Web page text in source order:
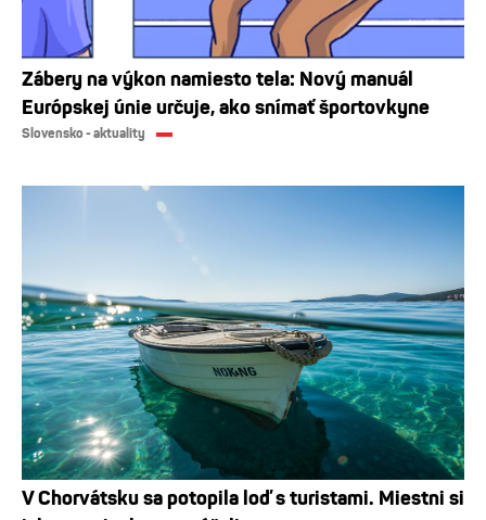
Zábery na výkon namiesto tela: Nový manuál
Európskej únie určuje, ako snímať športovkyne
Slovensko - aktuality
V Chorvátsku sa potopila loď s turistami. Miestni si